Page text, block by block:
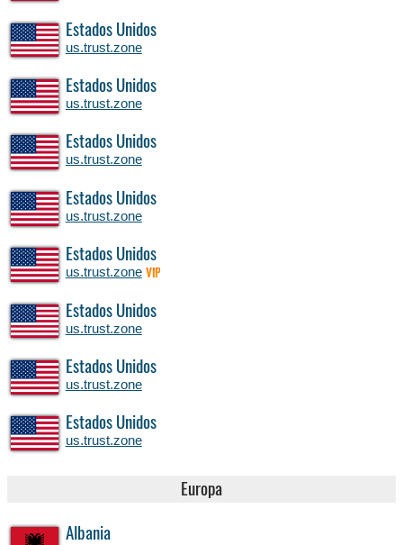
Estados Unidos
us.trust.zone
Estados Unidos
us.trust.zone
Estados Unidos
us.trust.zone
Estados Unidos
us.trust.zone
Estados Unidos
us.trust.zone VIP
Estados Unidos
us.trust.zone
Estados Unidos
us.trust.zone
Estados Unidos
us.trust.zone
Europa
Albania